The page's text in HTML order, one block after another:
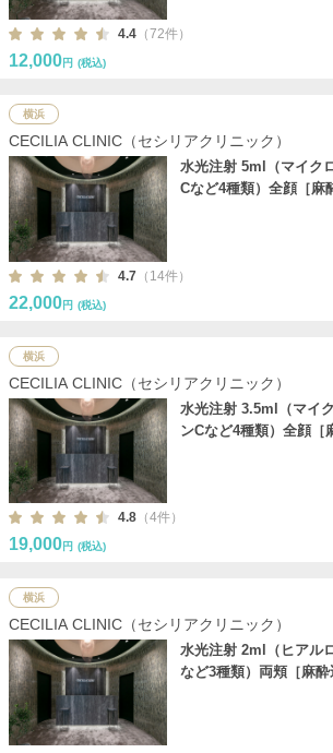
4.4 （72件）
12,000円 (税込)
横浜
CECILIA CLINIC（セシリアクリニック）
水光注射 5ml（マイク
Cなど4種類）全顔［麻
4.7 （14件）
22,000円 (税込)
横浜
CECILIA CLINIC（セシリアクリニック）
水光注射 3.5ml（マイ
ンCなど4種類）全顔［
4.8 （4件）
19,000円 (税込)
横浜
CECILIA CLINIC（セシリアクリニック）
水光注射 2ml（ヒアル
など3種類）両頬［麻酔